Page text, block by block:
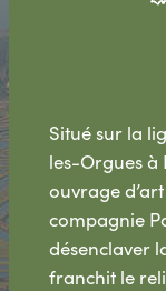
Situé sur la
les-Orgues à
ouvrage
compagnie
désenclaver
franchit le